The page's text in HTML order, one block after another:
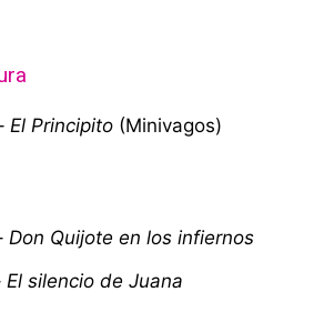
El Principito (Minivagos)
Don Quijote en los infiernos
El silencio de Juana